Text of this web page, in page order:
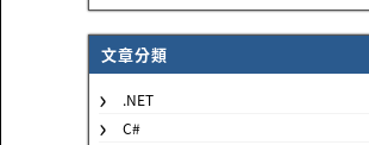
文章分類
.NET
C#